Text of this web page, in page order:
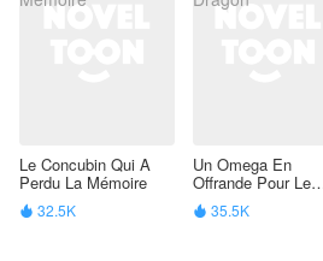
Le Concubin Qui A
Perdu La Mémoire
 32.5K
Un Omega En
Offrande Pour Le
Dragon
 35.5K